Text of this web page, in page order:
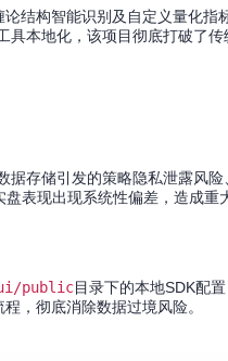
结构智能识别及自定义量化指
具本地化，该项目彻底打破了传
据存储引发的策略隐私泄露风险
表现出现系统性偏差，造成重
public目录下的本地SDK配
，彻底消除数据过境风险。